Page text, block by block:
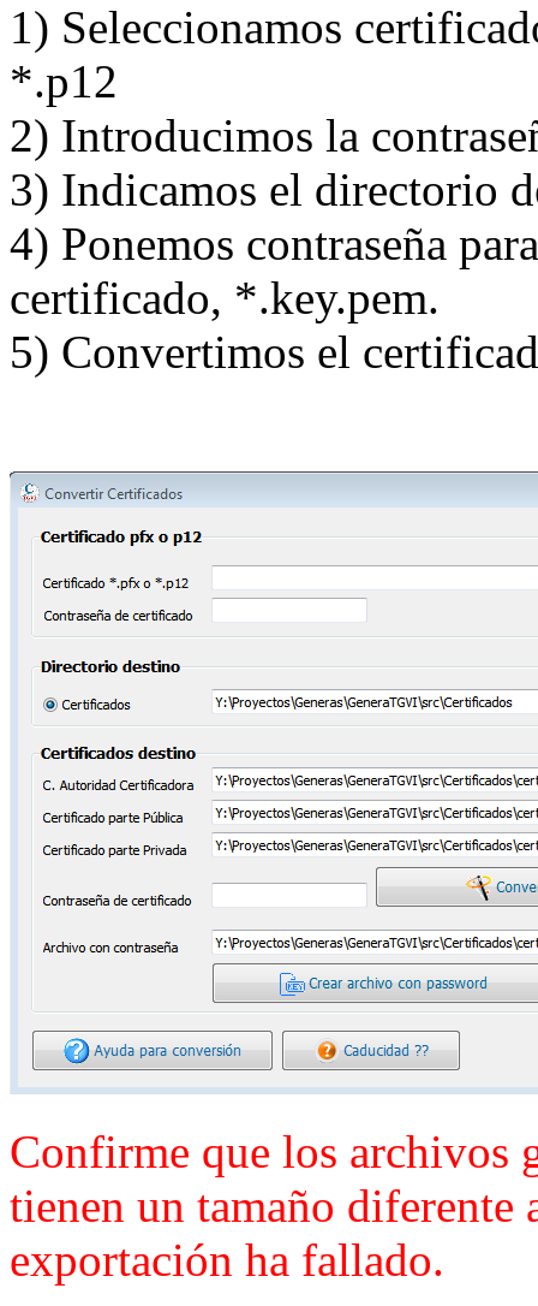
1) Seleccionamos
*.p12
2) Introducimos la
3) Indicamos el directorio
4) Ponemos contraseña
certificado, *.key.pem.
5) Convertimos el
Confirme que los archivos
tienen un tamaño diferente
exportación ha fallado.